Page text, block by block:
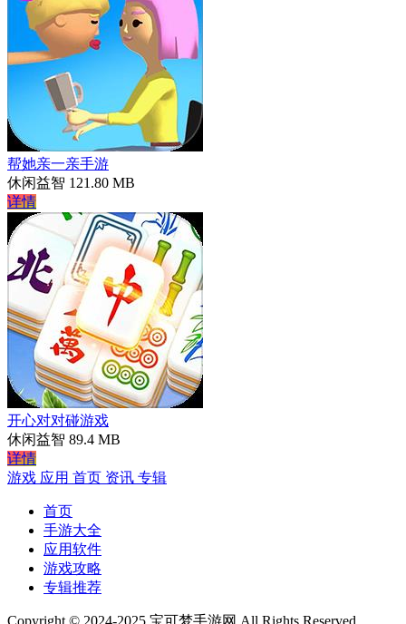
帮她亲一亲手游
休闲益智 121.80 MB
详情
开心对对碰游戏
休闲益智 89.4 MB
详情
游戏 应用 首页 资讯 专辑
首页
手游大全
应用软件
游戏攻略
专辑推荐
Copyright © 2024-2025 宝可梦手游网 All Rights Reserved.